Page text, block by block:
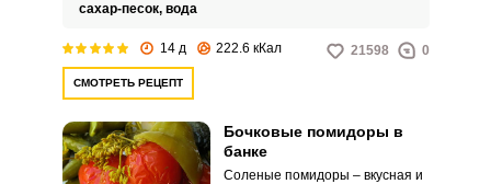
сахар-песок, вода
14 д 222.6 кКал 21598 0
СМОТРЕТЬ РЕЦЕПТ
Бочковые помидоры в
банке
Соленые помидоры – вкусная и